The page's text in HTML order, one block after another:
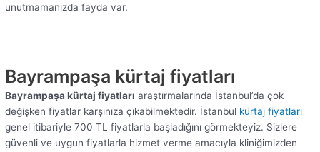
unutmamanızda fayda var.
Bayrampaşa kürtaj fiyatları
Bayrampaşa kürtaj fiyatları araştırmalarında İstanbul’da çok
değişken fiyatlar karşınıza çıkabilmektedir. İstanbul kürtaj fiyatları
genel itibariyle 700 TL fiyatlarla başladığını görmekteyiz. Sizlere
güvenli ve uygun fiyatlarla hizmet verme amacıyla kliniğimizden